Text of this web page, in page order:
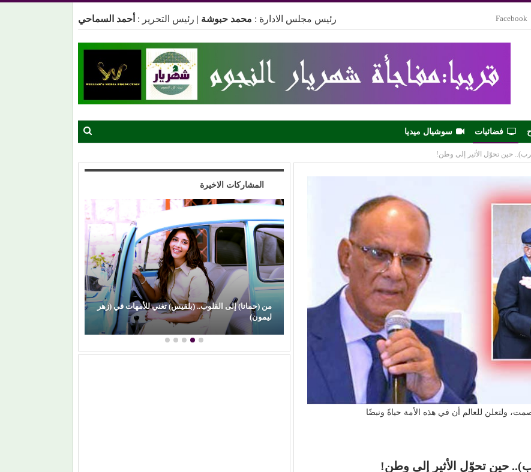
Facebook رئيس مجلس الادارة : محمد حبوشة | رئيس التحرير : أحمد السماحي
فضائيات سوشيال ميديا
حين تحوّل الأثير إلى وطن!
ولتعلن للعالم أن في هذه الأمة حياةً ونبضًا
حين تحوّل الأثير إلى وطن!
المشاركات الاخيرة
(شبهي بالمللي)
من (حمانا) إلى القلوب.. (بلقيس) تغني للأمهات في (زهر
ليمون)
(علي الألفي) يعود بقوة.. ويفاجئ جمهوره بـ (مش رايح
الساحل)